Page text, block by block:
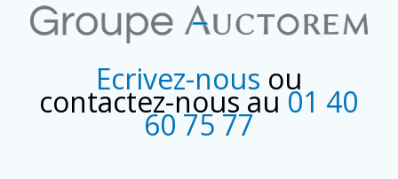
Ecrivez-nous ou
contactez-nous au01 40
60 75 77